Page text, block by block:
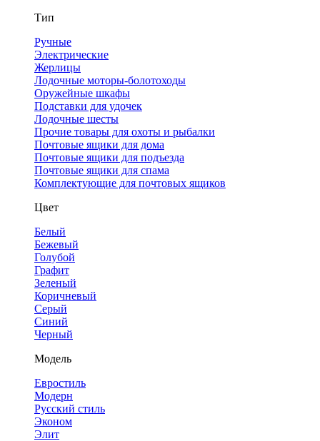
Тип
Ручные
Электрические
Жерлицы
Лодочные моторы-болотоходы
Оружейные шкафы
Подставки для удочек
Лодочные шесты
Прочие товары для охоты и рыбалки
Почтовые ящики для дома
Почтовые ящики для подъезда
Почтовые ящики для спама
Комплектующие для почтовых ящиков
Цвет
Белый
Бежевый
Голубой
Графит
Зеленый
Коричневый
Серый
Синий
Черный
Модель
Евростиль
Модерн
Русский стиль
Эконом
Элит